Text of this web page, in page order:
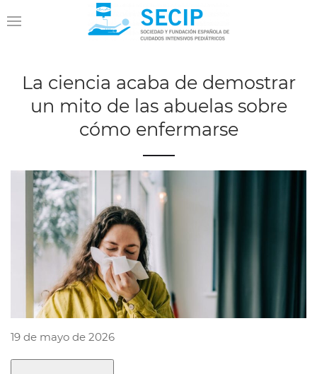
La ciencia acaba de demostrar
un mito de las abuelas sobre
cómo enfermarse
19 de mayo de 2026